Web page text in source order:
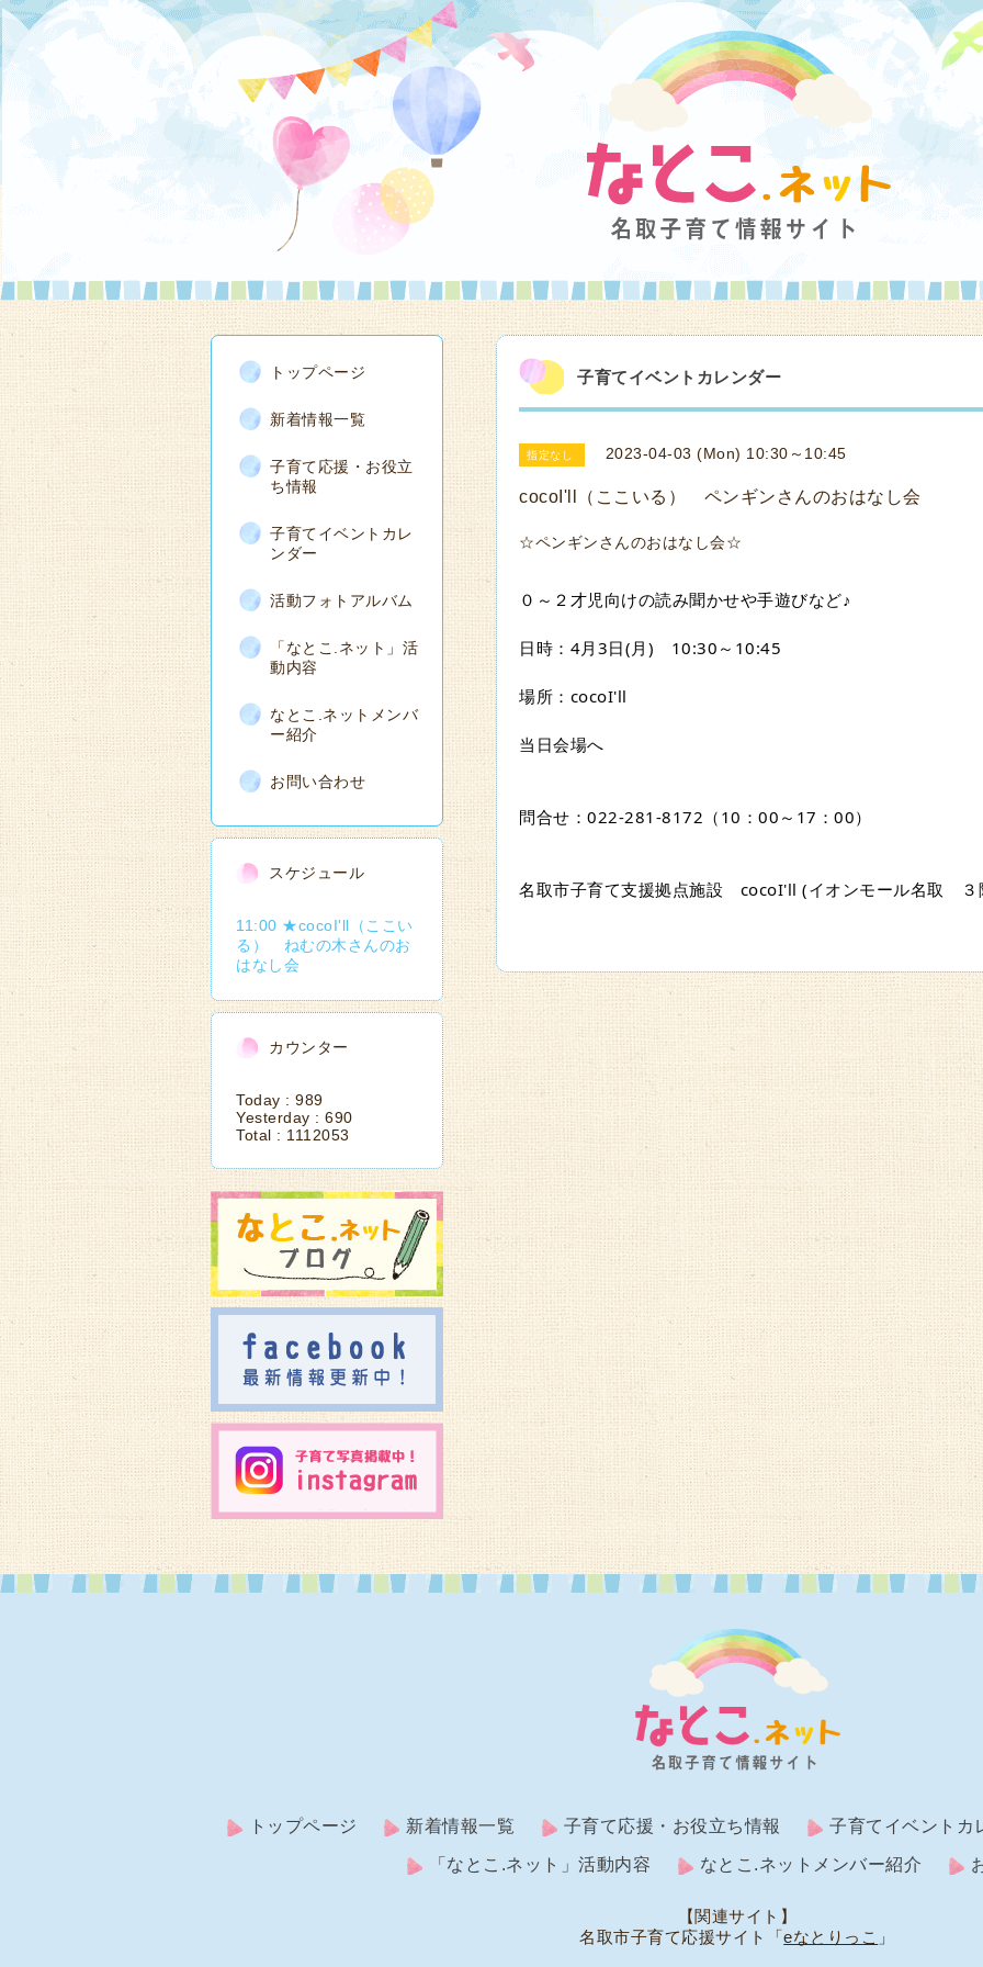
子育てイベントカレンダー
指定なし 2023-04-03 (Mon) 10:30～10:45
cocoI'll（ここいる） ペンギンさんのおはなし会
☆ペンギンさんのおはなし会☆
０～２才児向けの読み聞かせや手遊びなど♪
日時：4月3日(月)　10:30～10:45
場所：cocoI'll
当日会場へ
問合せ：022‐281-8172（10：00～17：00）
名取市子育て支援拠点施設　cocoI'll (イオンモール名取　３
トップページ
新着情報一覧
子育て応援・お役立
ち情報
子育てイベントカレ
ンダー
活動フォトアルバム
「なとこ.ネット」活
動内容
なとこ.ネットメンバ
ー紹介
お問い合わせ
スケジュール
11:00 ★cocoI'll（ここい
る） ねむの木さんのお
はなし会
カウンター
Today : 989
Yesterday : 690
Total : 1112053
トップページ 新着情報一覧 子育て応援・お役立ち情報 子育てイベントカ
「なとこ.ネット」活動内容 なとこ.ネットメンバー紹介
【関連サイト】
名取市子育て応援サイト「eなとりっこ 」